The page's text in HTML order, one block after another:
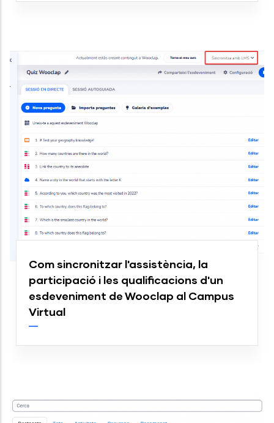
Com sincronitzar l'assistència, la
participació i les qualificacions d'un
esdeveniment de Wooclap al Campus
Virtual